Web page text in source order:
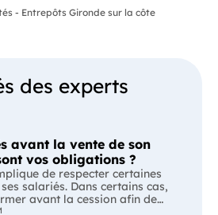
- Entrepôts Gironde sur la côte
des experts
avant la vente de son
vos obligations ?
de respecter certaines
salariés. Dans certains cas,
avant la cession afin de
de présenter une offre